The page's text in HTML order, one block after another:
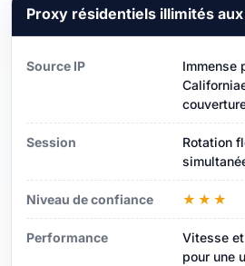
Proxy résidentiels illimités
Source IP
Immense
Session
Rotation
Niveau de confiance ★★★
Performance
Vitesse
pour une